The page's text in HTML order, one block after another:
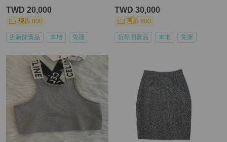
TWD 20,000
現折 800
近新閒置品 本地 免運
TWD 30,000
現折 800
近新閒置品 本地 免運